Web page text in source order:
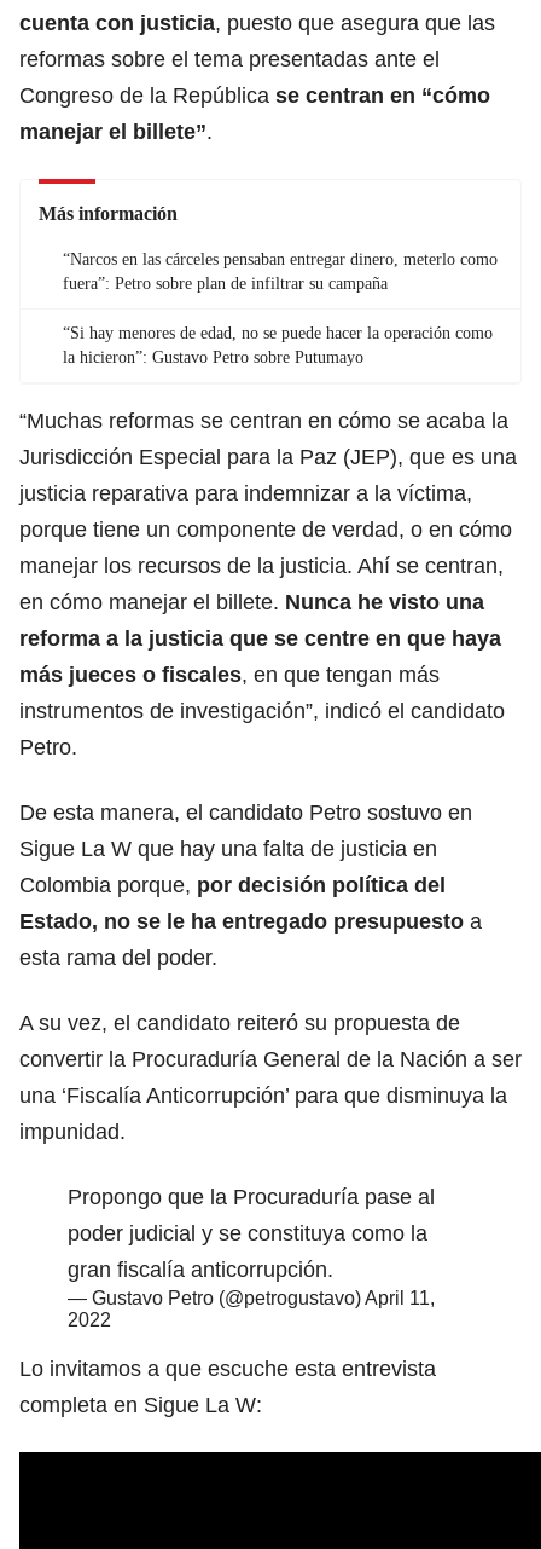
cuenta con justicia, puesto que asegura que las
reformas sobre el tema presentadas ante el
Congreso de la República se centran en “cómo
manejar el billete”.
Más información
“Narcos en las cárceles pensaban entregar dinero, meterlo como
fuera”: Petro sobre plan de infiltrar su campaña
“Si hay menores de edad, no se puede hacer la operación como
la hicieron”: Gustavo Petro sobre Putumayo
“Muchas reformas se centran en cómo se acaba la
Jurisdicción Especial para la Paz (JEP), que es una
justicia reparativa para indemnizar a la víctima,
porque tiene un componente de verdad, o en cómo
manejar los recursos de la justicia. Ahí se centran,
en cómo manejar el billete. Nunca he visto una
reforma a la justicia que se centre en que haya
más jueces o fiscales, en que tengan más
instrumentos de investigación”, indicó el candidato
Petro.
De esta manera, el candidato Petro sostuvo en
Sigue La W que hay una falta de justicia en
Colombia porque, por decisión política del
Estado, no se le ha entregado presupuesto a
esta rama del poder.
A su vez, el candidato reiteró su propuesta de
convertir la Procuraduría General de la Nación a ser
una ‘Fiscalía Anticorrupción’ para que disminuya la
impunidad.
Propongo que la Procuraduría pase al
poder judicial y se constituya como la
gran fiscalía anticorrupción.
— Gustavo Petro (@petrogustavo)April 11,
2022
Lo invitamos a que escuche esta entrevista
completa en Sigue La W: